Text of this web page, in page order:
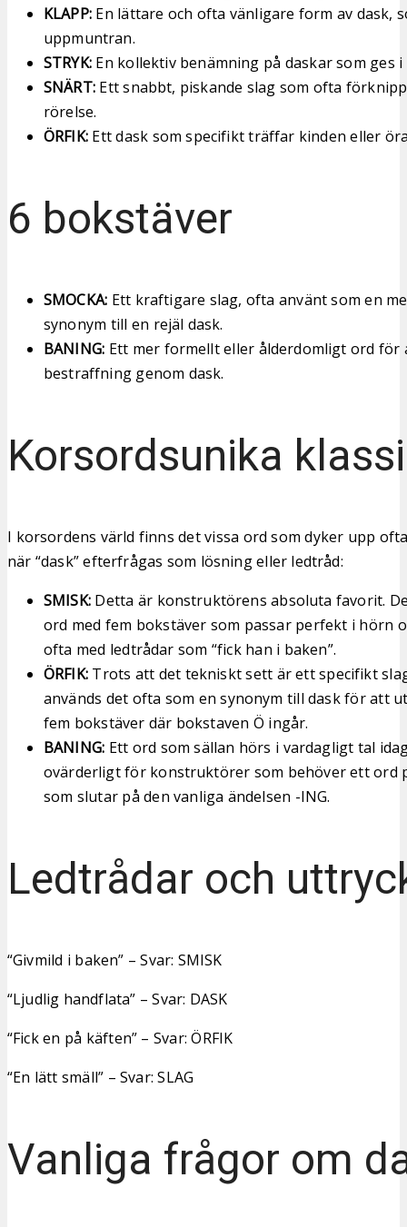
KLAPP:En lättare och ofta vänligare form av dask,
uppmuntran.
STRYK:En kollektiv benämning på daskar som ges
SNÄRT:Ett snabbt, piskande slag som ofta
rörelse.
ÖRFIK:Ett dask som specifikt träffar kinden eller
6 bokstäver
SMOCKA: Ett kraftigare slag, ofta använt som en
synonym till en rejäl dask.
BANING: Ett mer formellt eller ålderdomligt ord för
bestraffning genom dask.
Korsordsunika
I korsordens värld finns det vissa ord som dyker upp
när “dask” efterfrågas som lösning eller ledtråd:
SMISK:Detta är konstruktörens absoluta favorit.
ord med fem bokstäver som passar perfekt i hörn
ofta med ledtrådar som “fick han i baken”.
ÖRFIK:Trots att det tekniskt sett är ett specifikt
används det ofta som en synonym till dask för att
fem bokstäver där bokstaven Ö ingår.
BANING: Ett ord som sällan hörs i vardagligt tal
ovärderligt för konstruktörer som behöver ett ord
som slutar på den vanliga ändelsen -ING.
Ledtrådar och
“Givmild i baken” – Svar: SMISK
“Ljudlig handflata” – Svar: DASK
“Fick en på käften” – Svar: ÖRFIK
“En lätt smäll” – Svar: SLAG
Vanliga frågor om